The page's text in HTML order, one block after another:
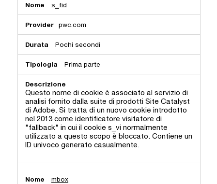
s_fid
pwc.com
Pochi secondi
Prima parte
Questo nome di cookie è associato al servizio di
analisi fornito dalla suite di prodotti Site Catalyst
di Adobe. Si tratta di un nuovo cookie introdotto
nel 2013 come identificatore visitatore di
"fallback" in cui il cookie s_vi normalmente
utilizzato a questo scopo è bloccato. Contiene un
ID univoco generato casualmente.
mbox